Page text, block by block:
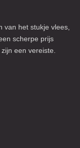
van het stukje vlees,
scherpe prijs
een vereiste.